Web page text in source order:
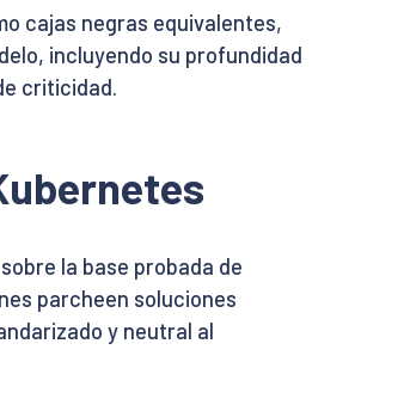
cajas negras equivalentes,
incluyendo su profundidad
criticidad.
la base probada de
parcheen soluciones
y neutral al